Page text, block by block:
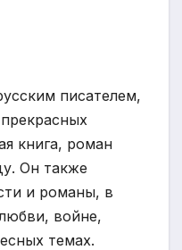
писателем,
книга, роман
Он также
и романы, в
войне,
темах.